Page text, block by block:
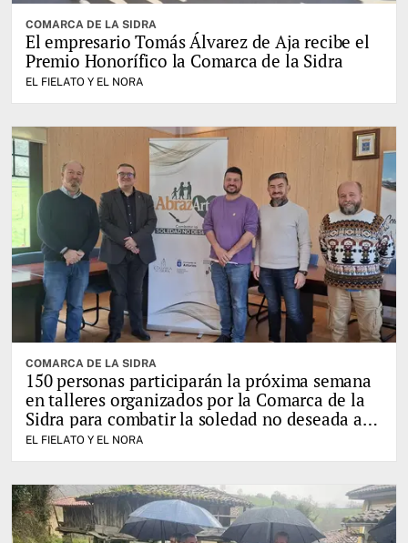
COMARCA DE LA SIDRA
El empresario Tomás Álvarez de Aja recibe el
Premio Honorífico la Comarca de la Sidra
EL FIELATO Y EL NORA
COMARCA DE LA SIDRA
150 personas participarán la próxima semana
en talleres organizados por la Comarca de la
Sidra para combatir la soledad no deseada a
través del juego
EL FIELATO Y EL NORA